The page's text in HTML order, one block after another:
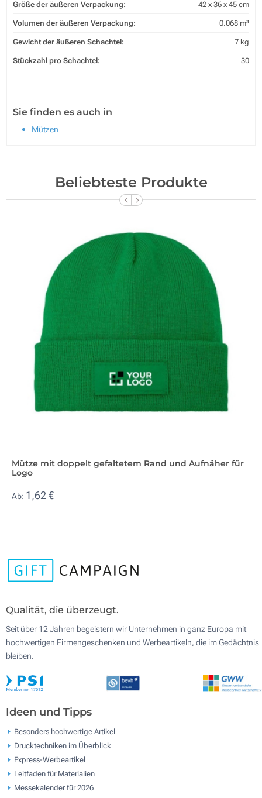
Größe der äußeren Verpackung: 42 x 36 x 45 cm
Volumen der äußeren Verpackung: 0.068 m³
Gewicht der äußeren Schachtel: 7 kg
Stückzahl pro Schachtel: 30
Sie finden es auch in
Mützen
Beliebteste Produkte
Mütze mit doppelt gefaltetem Rand und Aufnäher für
Logo
Ab: 1,62 €
Qualität, die überzeugt.
Seit über 12 Jahren begeistern wir Unternehmen in ganz Europa mit
hochwertigen Firmengeschenken und Werbeartikeln, die im Gedächtnis
bleiben.
Ideen und Tipps
Besonders hochwertige Artikel
Drucktechniken im Überblick
Express-Werbeartikel
Leitfaden für Materialien
Messekalender für 2026